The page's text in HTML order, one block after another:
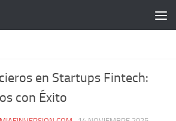
en Startups Fintech:
con Éxito